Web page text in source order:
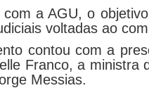
com a AGU, o
voltadas ao
contou com a
Franco, a ministra
Messias.